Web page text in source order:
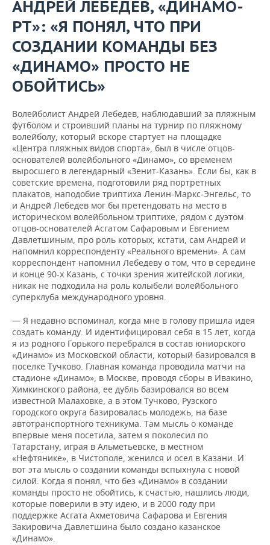
АНДРЕЙ ЛЕБЕДЕВ, «ДИНАМО-
РТ»: «Я ПОНЯЛ, ЧТО ПРИ
СОЗДАНИИ КОМАНДЫ БЕЗ
«ДИНАМО» ПРОСТО НЕ
ОБОЙТИСЬ»
Волейболист Андрей Лебедев, наблюдавший за пляжным
футболом и строивший планы на турнир по пляжному
волейболу, который вскоре стартует на площадке
«Центра пляжных видов спорта», был в числе отцов-
основателей волейбольного «Динамо», со временем
выросшего в легендарный «Зенит-Казань». Если бы, как в
советские времена, подготовили ряд портретных
плакатов, наподобие триптиха Ленин-Маркс-Энгельс, то
и Андрей Лебедев мог бы претендовать на место в
историческом волейбольном триптихе, рядом с дуэтом
отцов-основателей Асгатом Сафаровым и Евгением
Давлетшиным, про роль которых, кстати, сам Андрей и
напомнил корреспонденту «Реального времени». А сам
корреспондент напомнил Лебедеву о том, что в середине
и конце 90-х Казань, с точки зрения житейской логики,
никак не подходила на роль колыбели волейбольного
суперклуба международного уровня.
— Я недавно вспоминал, когда мне в голову пришла идея
создать команду. И идентифицировал себя в 15 лет, когда
я из родного Горького перебрался в состав юниорского
«Динамо» из Московской области, который базировался в
поселке Тучково. Главная команда проводила матчи на
стадионе «Динамо», в Москве, проводя сборы в Ивакино,
Химкинского района, ее дубль базировался во всем
известной Малаховке, а в этом Тучково, Рузского
городского округа базировалась молодежь, на базе
автотранспортного техникума. Там мысль о команде
впервые меня посетила, затем я поколесил по
Татарстану, играя в Альметьевске, в местном
«Нефтянике», в Чистополе, женился и осел в Казани. И
вот эта мысль о создании команды вспыхнула с новой
силой. Когда я понял, что без «Динамо» в создании
команды просто не обойтись, к счастью, нашлись люди,
которые поверили в эту идею, и в 2000 году при
поддержке Асгата Ахметовича Сафарова и Евгения
Закировича Давлетшина было создано казанское
«Динамо».